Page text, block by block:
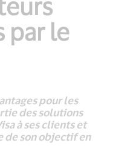
par le
pour les
des solutions
à ses clients et
de son objectif en